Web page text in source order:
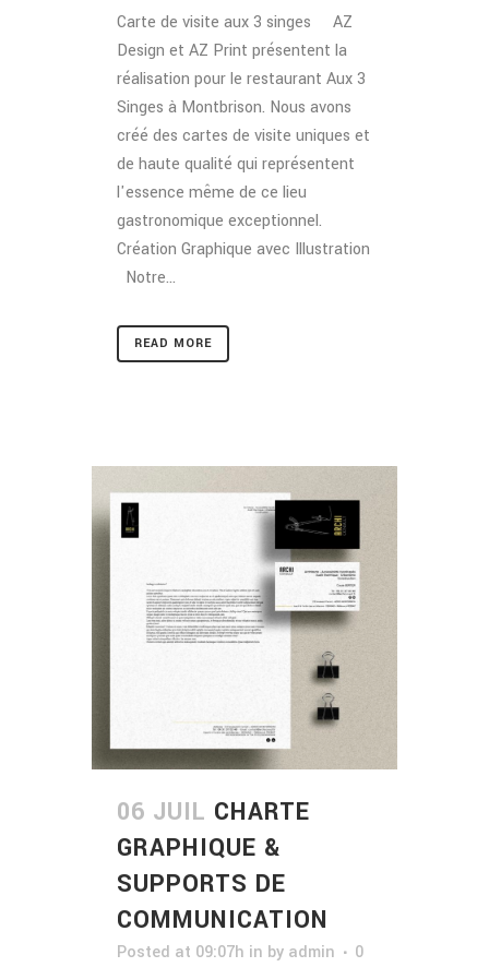
Carte de visite aux 3 singes AZ
Design et AZ Print présentent la
réalisation pour le restaurant Aux 3
Singes à Montbrison. Nous avons
créé des cartes de visite uniques et
de haute qualité qui représentent
l'essence même de ce lieu
gastronomique exceptionnel.
Création Graphique avec Illustration
Notre...
READ MORE
06 JUIL CHARTE
GRAPHIQUE &
SUPPORTS DE
COMMUNICATION
Posted at 09:07h in by admin
0